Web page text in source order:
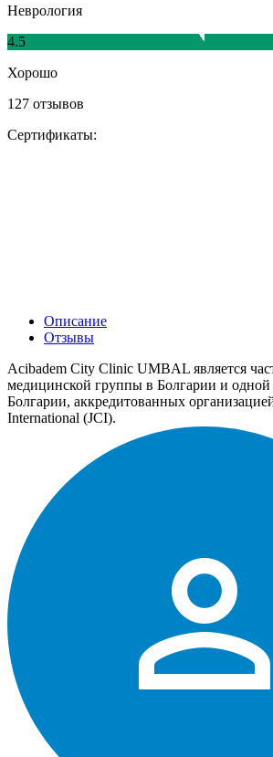
Неврология
4.5
Хорошо
127 отзывов
Сертификаты:
Описание
Отзывы
Acibadem City Clinic UMBAL является
медицинской группы в Болгарии и одной
Болгарии, аккредитованных
International (JCI).